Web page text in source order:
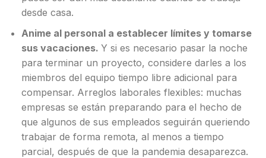
desde casa.
Anime al personal a establecer límites y tomarse
sus vacaciones. Y si es necesario pasar la noche
para terminar un proyecto, considere darles a los
miembros del equipo tiempo libre adicional para
compensar. Arreglos laborales flexibles: muchas
empresas se están preparando para el hecho de
que algunos de sus empleados seguirán queriendo
trabajar de forma remota, al menos a tiempo
parcial, después de que la pandemia desaparezca.